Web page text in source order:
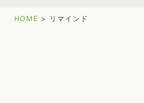
HOME > リマインド